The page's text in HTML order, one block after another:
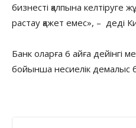
бизнесті қалпына
растау қажет емес», – деді
Банк оларға 6 айға дейінгі
бойынша несиелік демалыс